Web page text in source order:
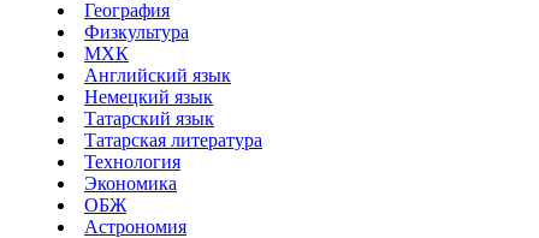
География
Физкультура
МХК
Английский язык
Немецкий язык
Татарский язык
Татарская литература
Технология
Экономика
ОБЖ
Астрономия